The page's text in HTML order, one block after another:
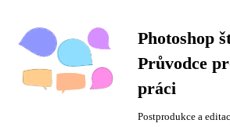
Photoshop
Průvodce
práci
Postprodukce a